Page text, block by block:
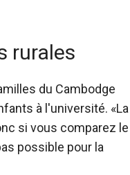
rurales
du Cambodge
à l'université. «La
si vous comparez le
possible pour la